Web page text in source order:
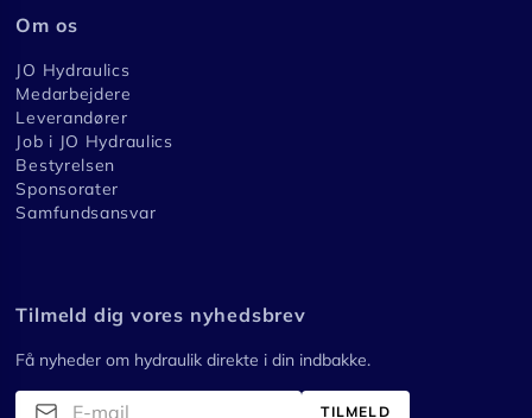
Om os
JO Hydraulics
Medarbejdere
Leverandører
Job i JO Hydraulics
Bestyrelsen
Sponsorater
Samfundsansvar
Tilmeld dig vores nyhedsbrev
Få nyheder om hydraulik direkte i din indbakke.
TILMELD